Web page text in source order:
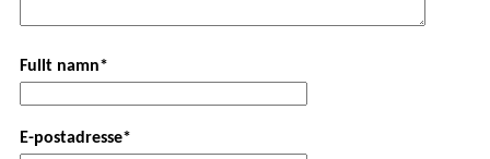
Fullt namn*
E-postadresse*